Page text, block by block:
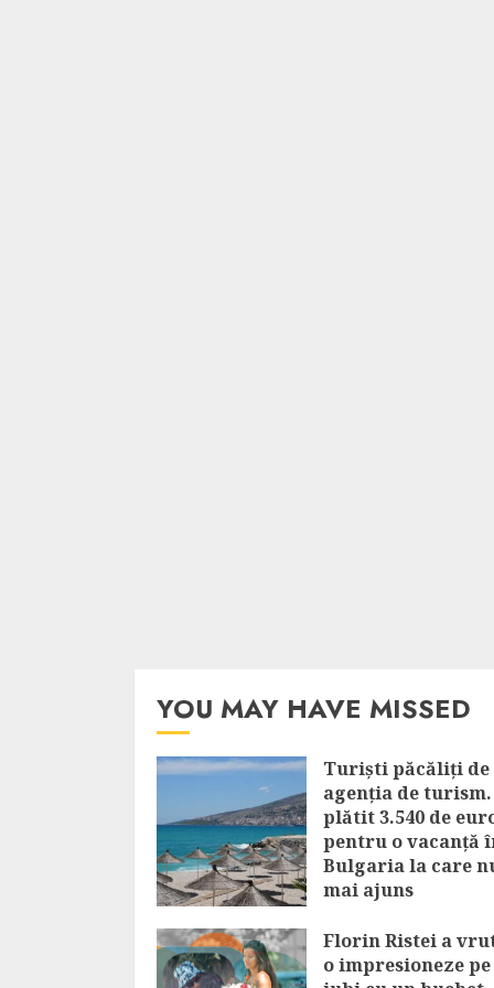
YOU MAY HAVE MISSED
Turiști păcăliți de
agenția de
plătit 3.540 de
pentru o vacanță
Bulgaria la care
mai ajuns
Florin Ristei a
o impresioneze pe